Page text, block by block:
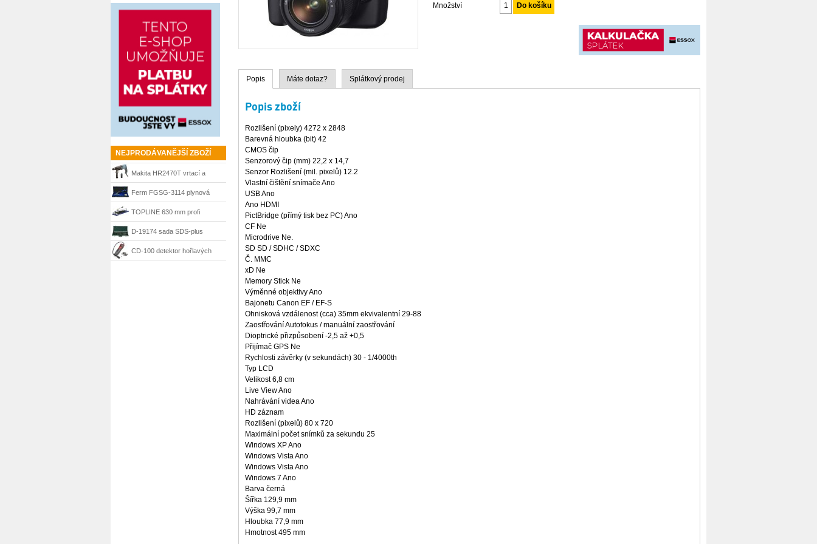
NEJPRODÁVANĚJŠÍ ZBOŽÍ
Makita HR2470T vrtací a
sekací kladivo 780 W, SDS-
Plus
Ferm FGSG-3114 plynová
pájka SGM1006
TOPLINE 630 mm profi
řezačka Kaufmann
D-19174 sada SDS-plus
sekáče a vrtáky Makita
CD-100 detektor hořlavých
Množství
Popis Máte dotaz? Splátkový prodej
Popis zboží
Rozlišení (pixely) 4272 x 2848
Barevná hloubka (bit) 42
CMOS čip
Senzorový čip (mm) 22,2 x 14,7
Senzor Rozlišení (mil. pixelů) 12.2
Vlastní čištění snímače Ano
USB Ano
Ano HDMI
PictBridge (přímý tisk bez PC) Ano
CF Ne
Microdrive Ne.
SD SD / SDHC / SDXC
Č. MMC
xD Ne
Memory Stick Ne
Výměnné objektivy Ano
Bajonetu Canon EF / EF-S
Ohnisková vzdálenost (cca) 35mm ekvivalentní 29-88
Zaostřování Autofokus / manuální zaostřování
Dioptrické přizpůsobení -2,5 až +0,5
Přijímač GPS Ne
Rychlosti závěrky (v sekundách) 30 - 1/4000th
Typ LCD
Velikost 6,8 cm
Live View Ano
Nahrávání videa Ano
HD záznam
Rozlišení (pixelů) 80 x 720
Maximální počet snímků za sekundu 25
Windows XP Ano
Windows Vista Ano
Windows Vista Ano
Windows 7 Ano
Barva černá
Šířka 129,9 mm
Výška 99,7 mm
Hloubka 77,9 mm
Hmotnost 495 mm